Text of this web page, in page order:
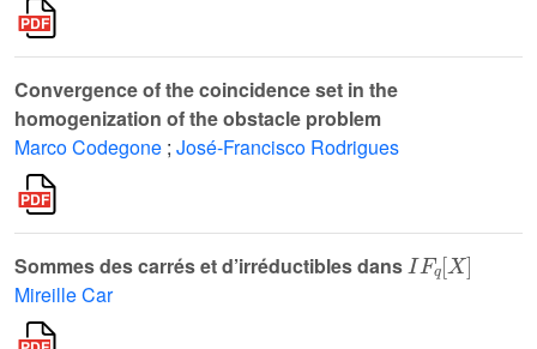
Convergence of the coincidence set in the
homogenization of the obstacle problem
Marco Codegone ; José-Francisco Rodrigues
Sommes des carrés et d’irréductibles dans
X
Mireille Car